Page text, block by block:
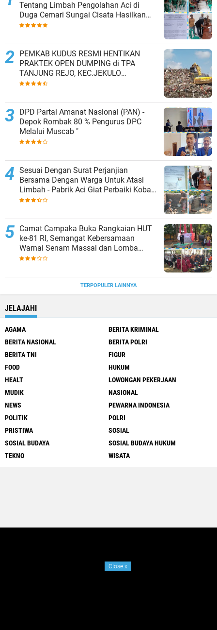
Tentang Limbah Pengolahan Aci di
Duga Cemari Sungai Cisata Hasilkan
Kesepakatan Tutup Sementara
PEMKAB KUDUS RESMI HENTIKAN
PRAKTEK OPEN DUMPING di TPA
TANJUNG REJO, KEC.JEKULO
KAB.KUDUS,BERLAKUKAN SISTEM
DPD Partai Amanat Nasional (PAN) -
Depok Rombak 80 % Pengurus DPC
Melalui Muscab "
Sesuai Dengan Surat Perjanjian
Bersama Dengan Warga Untuk Atasi
Limbah - Pabrik Aci Giat Perbaiki Kobak
Penampungan Air
Camat Campaka Buka Rangkaian HUT
ke-81 RI, Semangat Kebersamaan
Warnai Senam Massal dan Lomba
Karaoke Perangkat Desa
TERPOPULER LAINNYA
JELAJAHI
AGAMA
BERITA KRIMINAL
BERITA NASIONAL
BERITA POLRI
BERITA TNI
FIGUR
FOOD
HUKUM
HEALT
LOWONGAN PEKERJAAN
MUDIK
NASIONAL
NEWS
PEWARNA INDONESIA
POLITIK
POLRI
PRISTIWA
SOSIAL
SOSIAL BUDAYA
SOSIAL BUDAYA HUKUM
TEKNO
WISATA
Close x